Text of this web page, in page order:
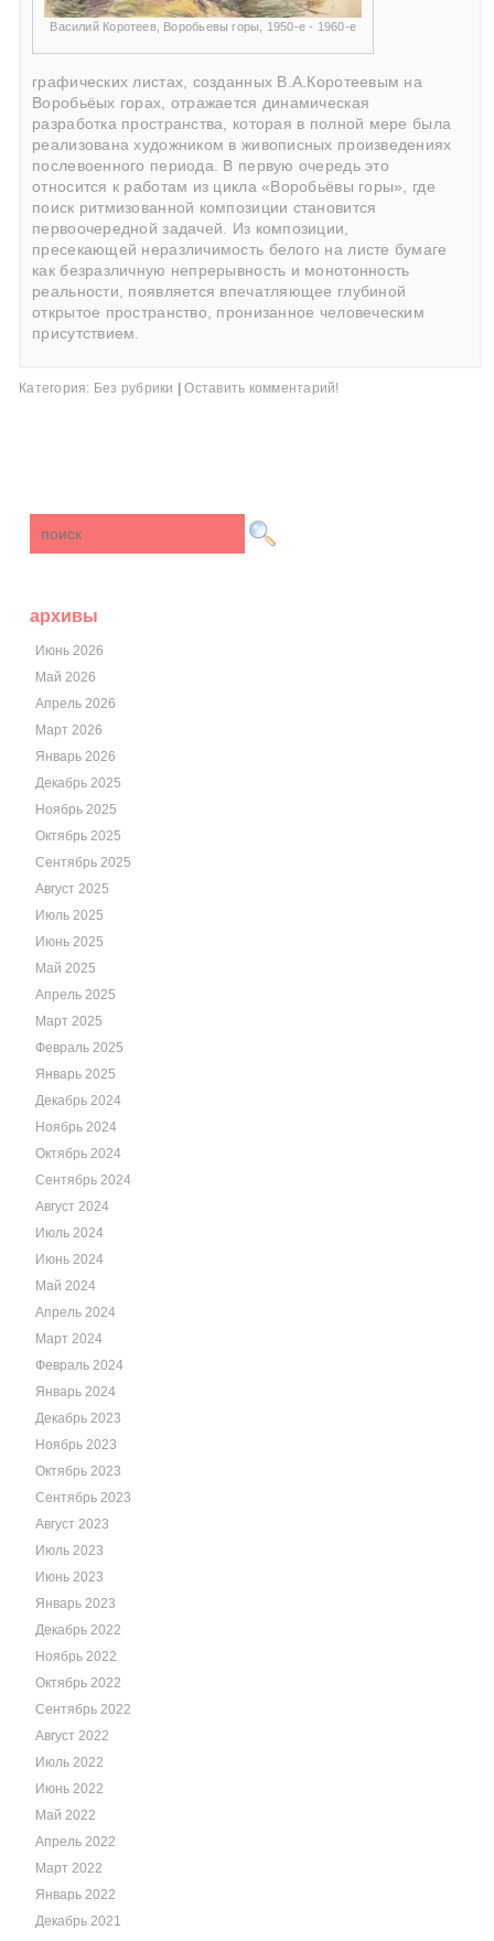
Василий Коротеев, Воробьевы горы, 1950-е - 1960-е
графических листах, созданных В.А.Коротеевым на
Воробьёых горах, отражается динамическая
разработка пространства, которая в полной мере была
реализована художником в живописных произведениях
послевоенного периода. В первую очередь это
относится к работам из цикла «Воробьёвы горы», где
поиск ритмизованной композиции становится
первоочередной задачей. Из композиции,
пресекающей неразличимость белого на листе бумаге
как безразличную непрерывность и монотонность
реальности, появляется впечатляющее глубиной
открытое пространство, пронизанное человеческим
присутствием.
Категория: Без рубрики | Оставить комментарий!
архивы
Июнь 2026
Май 2026
Апрель 2026
Март 2026
Январь 2026
Декабрь 2025
Ноябрь 2025
Октябрь 2025
Сентябрь 2025
Август 2025
Июль 2025
Июнь 2025
Май 2025
Апрель 2025
Март 2025
Февраль 2025
Январь 2025
Декабрь 2024
Ноябрь 2024
Октябрь 2024
Сентябрь 2024
Август 2024
Июль 2024
Июнь 2024
Май 2024
Апрель 2024
Март 2024
Февраль 2024
Январь 2024
Декабрь 2023
Ноябрь 2023
Октябрь 2023
Сентябрь 2023
Август 2023
Июль 2023
Июнь 2023
Январь 2023
Декабрь 2022
Ноябрь 2022
Октябрь 2022
Сентябрь 2022
Август 2022
Июль 2022
Июнь 2022
Май 2022
Апрель 2022
Март 2022
Январь 2022
Декабрь 2021